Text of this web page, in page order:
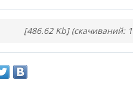
[486.62 Kb] (cкачиваний: